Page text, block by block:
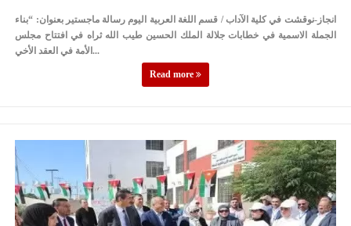
انجاز-نوقشت في كلية الآداب / قسم اللغة العربية اليوم رسالة ماجستير بعنوان: “بناء
الجملة الاسمية في خطابات جلالة الملك الحسين طيب الله ثراه في افتتاح مجلس
الأمة في العقد الأخي...
Read more